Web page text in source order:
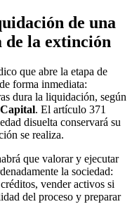
de una
de la extinción
que abre la etapa de
forma inmediata:
dura la liquidación, según
Capital. El artículo 371
disuelta conservará su
se realiza.
que valorar y ejecutar
la sociedad:
vender activos si
del proceso y preparar